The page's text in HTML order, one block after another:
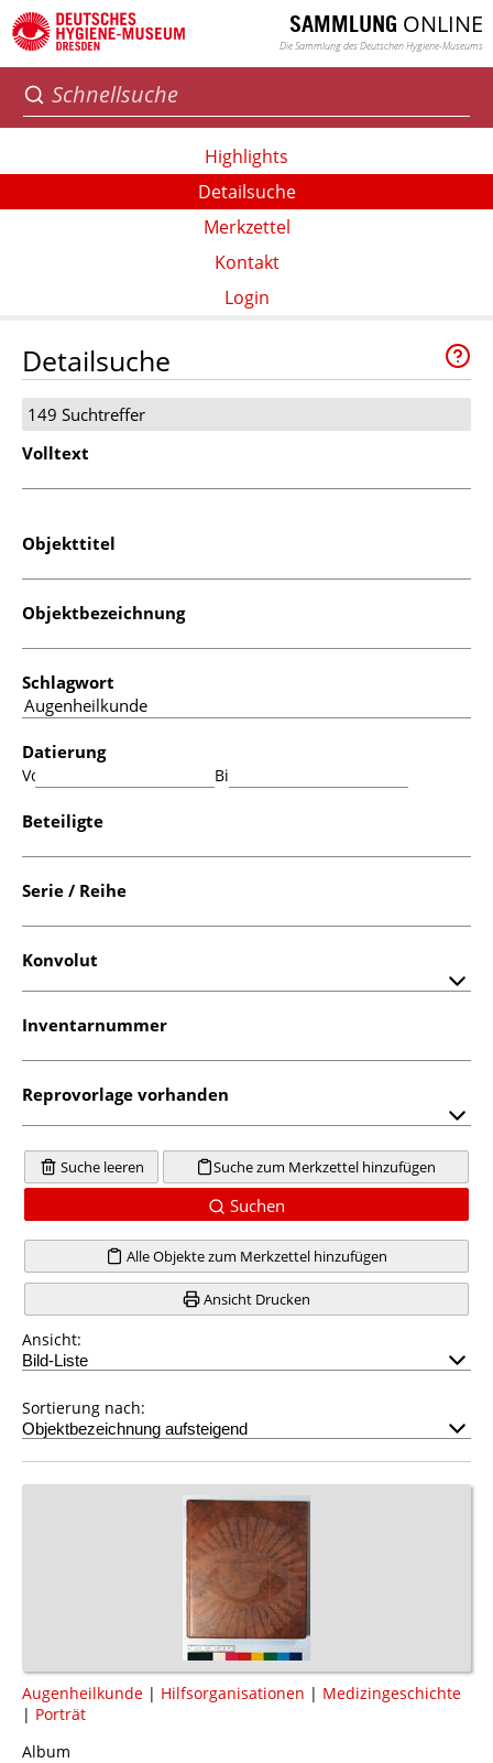
SAMMLUNG ONLINE
Die Sammlung des Deutschen Hygiene-Museums
Highlights
Detailsuche
Merkzettel
Kontakt
Login
Detailsuche
149 Suchtreffer
Volltext
Objekttitel
Objektbezeichnung
Schlagwort
Datierung
Von: Bis:
Beteiligte
Serie / Reihe
Konvolut
Inventarnummer
Reprovorlage vorhanden
Suche leeren Suche zum Merkzettel hinzufügen
Suchen
Alle Objekte zum Merkzettel hinzufügen
Ansicht Drucken
Ansicht:
Sortierung nach:
Augenheilkunde | Hilfsorganisationen | Medizingeschichte
| Porträt
Album